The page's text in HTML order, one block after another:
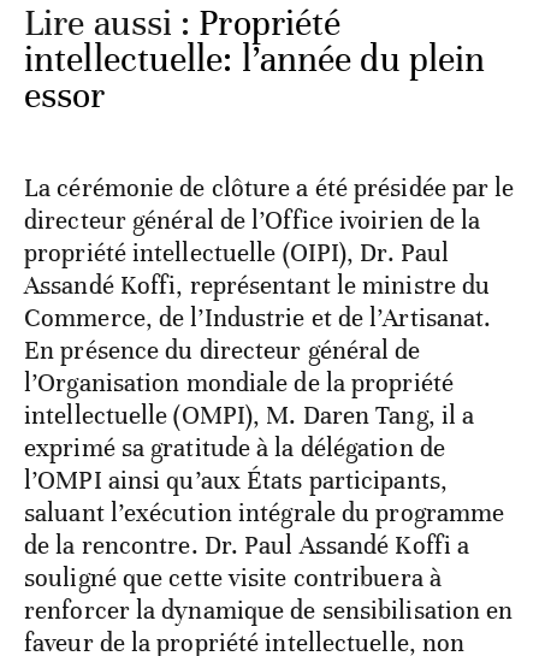
Lire aussi : Propriété
intellectuelle: l’année du plein
essor
La cérémonie de clôture a été présidée par le
directeur général de l’Office ivoirien de la
propriété intellectuelle (OIPI), Dr. Paul
Assandé Koffi, représentant le ministre du
Commerce, de l’Industrie et de l’Artisanat.
En présence du directeur général de
l’Organisation mondiale de la propriété
intellectuelle (OMPI), M. Daren Tang, il a
exprimé sa gratitude à la délégation de
l’OMPI ainsi qu’aux États participants,
saluant l’exécution intégrale du programme
de la rencontre. Dr. Paul Assandé Koffi a
souligné que cette visite contribuera à
renforcer la dynamique de sensibilisation en
faveur de la propriété intellectuelle, non